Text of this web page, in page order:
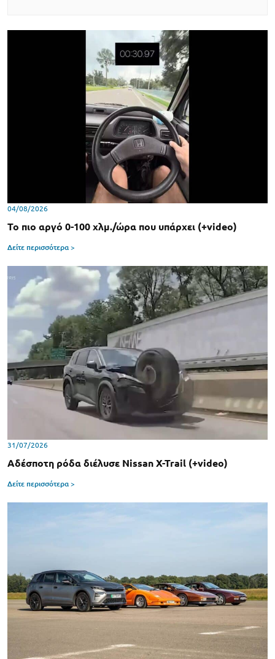
04/08/2026
Το πιο αργό 0-100 χλμ./ώρα που υπάρχει (+video)
Δείτε περισσότερα >
31/07/2026
Αδέσποτη ρόδα διέλυσε Nissan X-Trail (+video)
Δείτε περισσότερα >